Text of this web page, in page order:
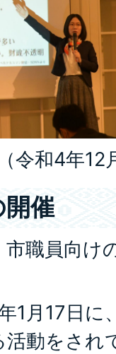
令和4年12
催
職員向け
1月17日に
動をされ